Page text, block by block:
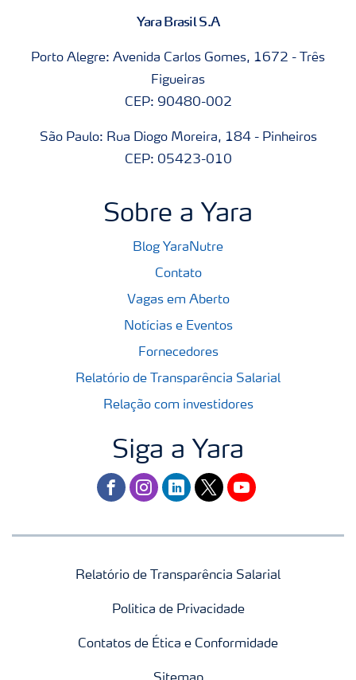
Yara Brasil S.A
Porto Alegre: Avenida Carlos Gomes, 1672 - Três
Figueiras
CEP: 90480-002
São Paulo: Rua Diogo Moreira, 184 - Pinheiros
CEP: 05423-010
Sobre a Yara
Blog YaraNutre
Contato
Vagas em Aberto
Notícias e Eventos
Fornecedores
Relatório de Transparência Salarial
Relação com investidores
Siga a Yara
facebookinstagram
linkedintwitteryoutube
Relatório de Transparência Salarial
Politica de Privacidade
Contatos de Ética e Conformidade